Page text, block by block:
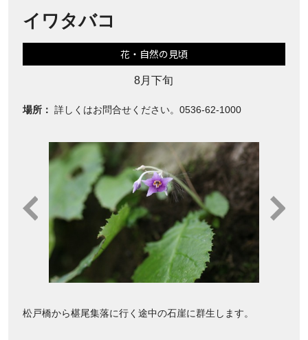
イワタバコ
花・自然の見頃
8月下旬
場所： 詳しくはお問合せください。0536-62-1000
松戸橋から椹尾集落に行く途中の石崖に群生します。